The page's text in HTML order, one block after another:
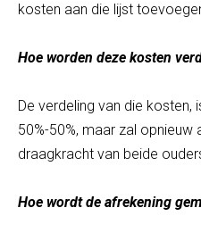
kosten aan die lijst
Hoe worden deze kosten
De verdeling van die kosten,
50%-50%, maar zal opnieuw
draagkracht van beide
Hoe wordt de afrekening